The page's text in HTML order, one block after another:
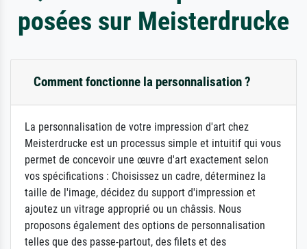
posées sur Meisterdrucke
Comment fonctionne la personnalisation ?
La personnalisation de votre impression d'art chez
Meisterdrucke est un processus simple et intuitif qui vous
permet de concevoir une œuvre d'art exactement selon
vos spécifications : Choisissez un cadre, déterminez la
taille de l'image, décidez du support d'impression et
ajoutez un vitrage approprié ou un châssis. Nous
proposons également des options de personnalisation
telles que des passe-partout, des filets et des